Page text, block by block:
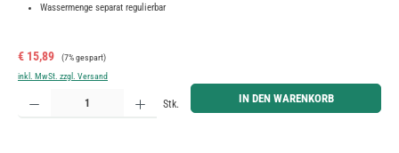
Wassermenge separat regulierbar
Verkaufspreis:
€ 15,89 Regulärer Preis:
(7% gespart)
inkl. MwSt. zzgl. Versand
Produkt Anzahl: Gib den gewünschten Wert ein oder benutze die Schaltflächen um die Anzahl zu
Stk. IN DEN WARENKORB